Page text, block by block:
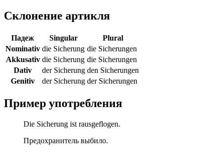
Склонение артикля
Падеж Singular
Plural
Nominativ die Sicherung die Sicherungen
Akkusativ die Sicherung die Sicherungen
Dativ
der Sicherung den Sicherungen
Genitiv
der Sicherung der Sicherungen
Пример употребления
Die Sicherung ist rausgeflogen.
Предохранитель выбило.